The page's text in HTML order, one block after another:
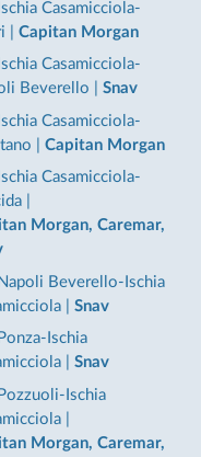
Casamicciola-
|Capitan Morgan
Ischia Casamicciola-
Beverello
|Snav
Casamicciola-
|Capitan Morgan
Ischia Casamicciola-
Morgan, Caremar,
Beverello-Ischia
|Snav
Ponza-Ischia
|Snav
Ischia
Morgan, Caremar,